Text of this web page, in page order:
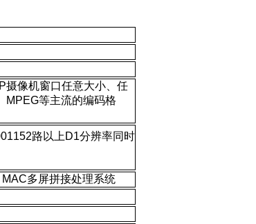
摄像机窗口任意大小、任
MPEG等主流的编码格
路以上D1分辨率同时
多屏拼接处理系统